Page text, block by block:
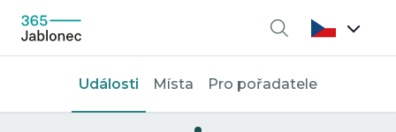
Vyhledávání
Události Místa Pro pořadatele